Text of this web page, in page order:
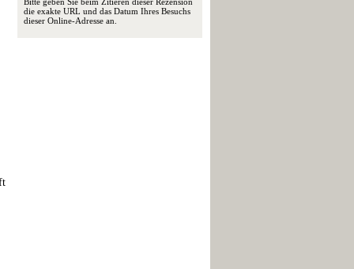
die exakte URL und das Datum Ihres Besuchs
dieser Online-Adresse an.